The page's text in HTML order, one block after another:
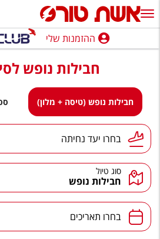
ההזמנות שלי
נופש בארץ
חופשה לפי סגנון
מלונות באילת
טיולים מאורגנים
סגנונות טיול
הרגע האחרון
ההזמנות שלי
חבילות נופש
חבילות נופש (טיסה + מלון)
יעד נחיתהבחרו יעד נחיתה
סוג טיול
חבילות נופש
תאריכים בחרו תאריכים